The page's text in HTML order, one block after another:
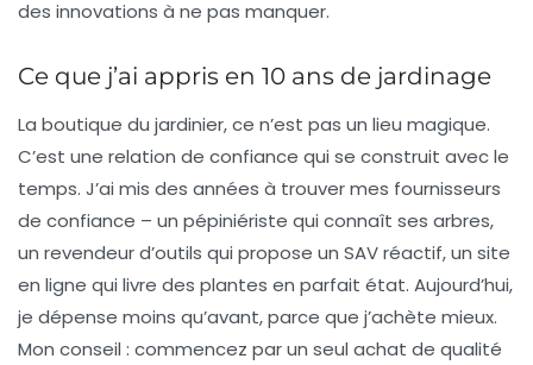
des innovations à ne pas manquer.
Ce que j’ai appris en 10 ans de jardinage
La boutique du jardinier, ce n’est pas un lieu magique.
C’est une relation de confiance qui se construit avec le
temps. J’ai mis des années à trouver mes fournisseurs
de confiance – un pépiniériste qui connaît ses arbres,
un revendeur d’outils qui propose un SAV réactif, un site
en ligne qui livre des plantes en parfait état. Aujourd’hui,
je dépense moins qu’avant, parce que j’achète mieux.
Mon conseil : commencez par un seul achat de qualité